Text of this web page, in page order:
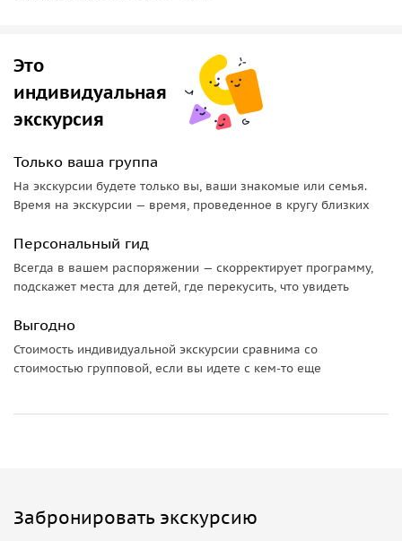
Это
индивидуальная
экскурсия
Только ваша группа
На экскурсии будете только вы, ваши знакомые или семья.
Время на экскурсии — время, проведенное в кругу близких
Персональный гид
Всегда в вашем распоряжении — скорректирует программу,
подскажет места для детей, где перекусить, что увидеть
Выгодно
Стоимость индивидуальной экскурсии сравнима со
стоимостью групповой, если вы идете с кем-то еще
Забронировать экскурсию